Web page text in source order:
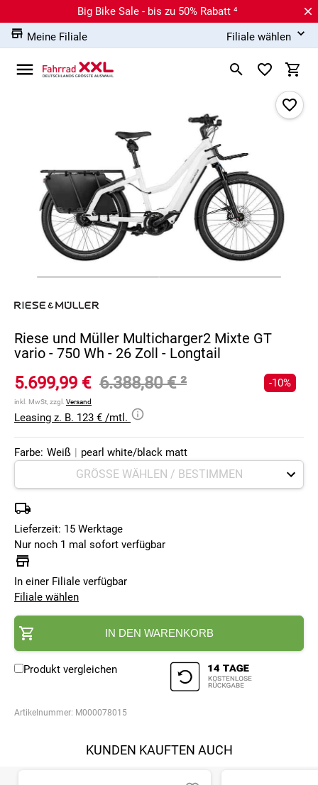
Big Bike Sale - bis zu 50% Rabatt ⁴
Meine Filiale
Filiale wählen
Riese und Müller Multicharger2 Mixte GT
vario - 750 Wh - 26 Zoll - Longtail
5.699,99 € 6.388,80 €²
inkl. MwSt, zzgl. Versand
-10%
Leasing z. B. 123 € /mtl.
Farbe: Weiß | pearl white/black matt
Lieferzeit: 15 Werktage
Nur noch 1 mal sofort verfügbar
In einer Filiale verfügbar
Filiale wählen
IN DEN WARENKORB
Produkt vergleichen
Artikelnummer: M000078015
KUNDEN KAUFTEN AUCH